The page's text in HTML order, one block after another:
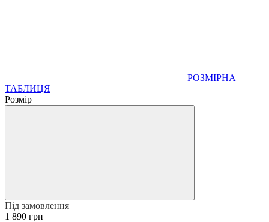
РОЗМІРНА
ТАБЛИЦЯ
Розмір
Під замовлення
1 890 грн